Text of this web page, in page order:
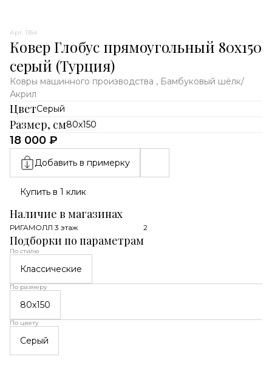
Арт. 1354
Ковер Глобус прямоугольный 80x150
серый (Турция)
Ковры машинного производства , Бамбуковый шёлк/
Акрил
ЦветСерый
Размер, см80x150
18 000 ₽
Добавить в примерку
Купить в 1 клик
Наличие в магазинах
РИГАМОЛЛ 3 этаж 2
Подборки по параметрам
По стилю
Классические
По размеру
80x150
По цвету
Серый